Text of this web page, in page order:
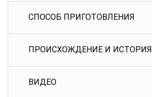
СПОСОБ ПРИГОТОВЛЕНИЯ
ПРОИСХОЖДЕНИЕ И ИСТОРИЯ
ВИДЕО